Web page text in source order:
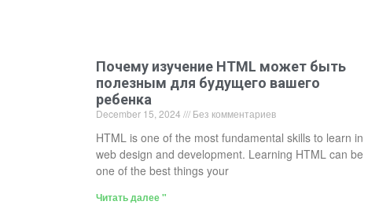
Почему изучение HTML может быть
полезным для будущего вашего
ребенка
December 15, 2024 Без комментариев
HTML is one of the most fundamental skills to learn in
web design and development. Learning HTML can be
one of the best things your
Читать далее "